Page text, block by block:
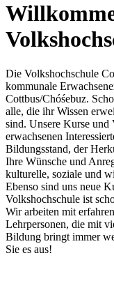
Die Volkshochschule
kommunale
Cottbus/Chóśebuz.
alle, die ihr Wissen
sind. Unsere Kurse und
erwachsenen
Bildungsstand, der
Ihre Wünsche und
kulturelle, soziale und
Ebenso sind uns neue
Volkshochschule ist
Wir arbeiten mit
Lehrpersonen, die mit
Bildung bringt immer
Sie es aus!